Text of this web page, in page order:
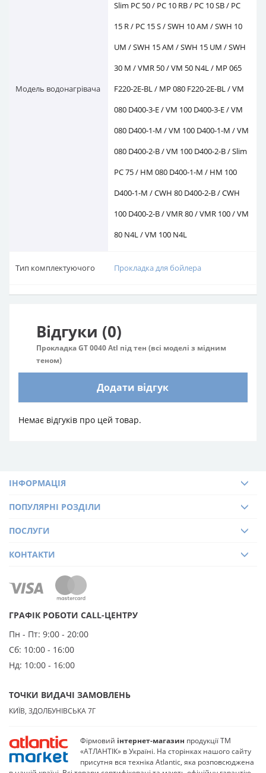
Модель водонагрівача
Slim PC 50 / PC 10 RB / PC 10 SB / PC
15 R / PC 15 S / SWH 10 AM / SWH 10
UM / SWH 15 AM / SWH 15 UM / SWH
30 M / VMR 50 / VM 50 N4L / MP 065
F220-2E-BL / MP 080 F220-2E-BL / VM
080 D400-3-E / VM 100 D400-3-E / VM
080 D400-1-M / VM 100 D400-1-M / VM
080 D400-2-B / VM 100 D400-2-B / Slim
PC 75 / HM 080 D400-1-M / HM 100
D400-1-M / CWH 80 D400-2-B / CWH
100 D400-2-B / VMR 80 / VMR 100 / VM
80 N4L / VM 100 N4L
Тип комплектуючого Прокладка для бойлера
Відгуки (0)
Прокладка GT 0040 Atl під тен (всі моделі з мідним
теном)
Додати відгук
Немає відгуків про цей товар.
Фірмовий інтернет-магазин продукції ТМ
«АТЛАНТІК» в Україні. На сторінках нашого сайту
присутня вся техніка Atlantic, яка розповсюджена
ІНФОРМАЦІЯ
ПОПУЛЯРНІ РОЗДІЛИ
ПОСЛУГИ
ГРАФІК РОБОТИ CALL-ЦЕНТРУ
Пн - Пт: 9:00 - 20:00
Сб: 10:00 - 16:00
Нд: 10:00 - 16:00
ТОЧКИ ВИДАЧІ ЗАМОВЛЕНЬ
КИЇВ, ЗДОЛБУНІВСЬКА 7Г
КОНТАКТИ